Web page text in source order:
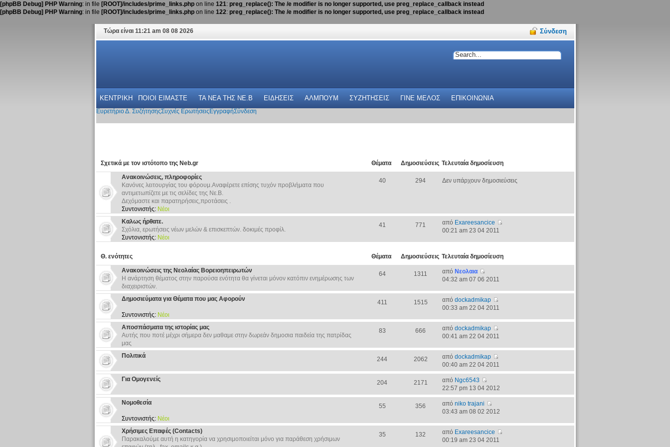
[phpBB Debug] PHP Warning: in file [ROOT]/includes/prime_links.php on line 121: preg_replace(): The /e modifier is no longer supported, use preg_replace_callback instead
[phpBB Debug] PHP Warning: in file [ROOT]/includes/prime_links.php on line 122: preg_replace(): The /e modifier is no longer supported, use preg_replace_callback instead
Τώρα είναι 11:21 am 08 08 2026 Σύνδεση
ΚΕΝΤΡΙΚΗ ΠΟΙΟΙ ΕΙΜΑΣΤΕ ΤΑ ΝΕΑ THΣ NE.B ΕΙΔΗΣΕΙΣ ΑΛΜΠΟΥΜ ΣΥΖΗΤΗΣΕΙΣ ΓΙΝΕ ΜΕΛΟΣ ΕΠΙΚΟΙΝΩΝΙΑ
Ευρετήριο Δ. ΣυζήτησηςΣυχνές Ερωτήσεις ΕγγραφήΣύνδεση
Σχετικά με τον ιστότοπο της Neb.gr Θέματα Δημοσιεύσεις Τελευταία δημοσίευση
Ανακοινώσεις, πληροφορίες
Κανόνες λειτουργίας του φόρουμ.Αναφέρετε επίσης τυχόν προβλήματα που
αντιμετωπίζετε με τις σελίδες της Νε.Β.
Δεχόμαστε και παρατηρήσεις,προτάσεις .
Συντονιστής: Νέοι
40 294 Δεν υπάρχουν δημοσιεύσεις
Καλως ήρθατε.
Σχόλια, ερωτήσεις νέων μελών & επισκεπτών. δοκιμές προφίλ.
Συντονιστής: Νέοι
41 771 από Exareesancice
00:21 am 23 04 2011
Θ. ενότητες Θέματα Δημοσιεύσεις Τελευταία δημοσίευση
Ανακοινώσεις της Νεολαίας Βορειοηπειρωτών
Η ανάρτηση θέματος στην παρούσα ενότητα θα γίνεται μόνον κατόπιν ενημέρωσης των
διαχειριστών.
64 1311 από Νεολαια
04:32 am 07 06 2011
Δημοσιεύματα για Θέματα που μας Αφορούν
Συντονιστής: Νέοι
411 1515 απόdockadmikap
00:33 am 22 04 2011
Αποσπάσματα της ιστορίας μας
Αυτής που ποτέ μέχρι σήμερα δεν μαθαμε στην δωρεάν δημοσια παιδεία της πατρίδας
μας
83 666 απόdockadmikap
00:41 am 22 04 2011
Πολιτικά 244 2062 απόdockadmikap
00:40 am 22 04 2011
Για Ομογενείς 204 2171 από Ngc6543
22:57 pm 13 04 2012
Νομοθεσία
Συντονιστής: Νέοι
55 356 απόniko trajani
03:43 am 08 02 2012
Χρήσιμες Επαφές (Contacts)
Παρακαλούμε αυτή η κατηγορία να χρησιμοποιείται μόνο για παράθεση χρήσιμων
35 132 από Exareesancice
00:19 am 23 04 2011